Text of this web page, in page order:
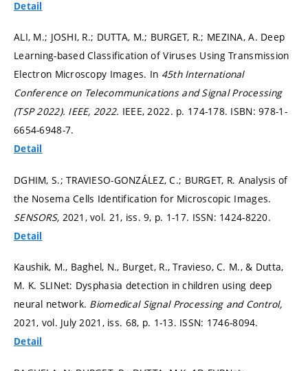
Detail
ALI, M.; JOSHI, R.; DUTTA, M.; BURGET, R.; MEZINA, A. Deep
Learning-based Classification of Viruses Using Transmission
Electron Microscopy Images. In 45th International
Conference on Telecommunications and Signal Processing
(TSP 2022). IEEE, 2022. IEEE, 2022. p. 174-178. ISBN: 978-1-
6654-6948-7.
Detail
DGHIM, S.; TRAVIESO-GONZÁLEZ, C.; BURGET, R. Analysis of
the Nosema Cells Identification for Microscopic Images.
SENSORS, 2021, vol. 21, iss. 9, p. 1-17. ISSN: 1424-8220.
Detail
Kaushik, M., Baghel, N., Burget, R., Travieso, C. M., & Dutta,
M. K. SLINet: Dysphasia detection in children using deep
neural network. Biomedical Signal Processing and Control,
2021, vol. July 2021, iss. 68, p. 1-13. ISSN: 1746-8094.
Detail